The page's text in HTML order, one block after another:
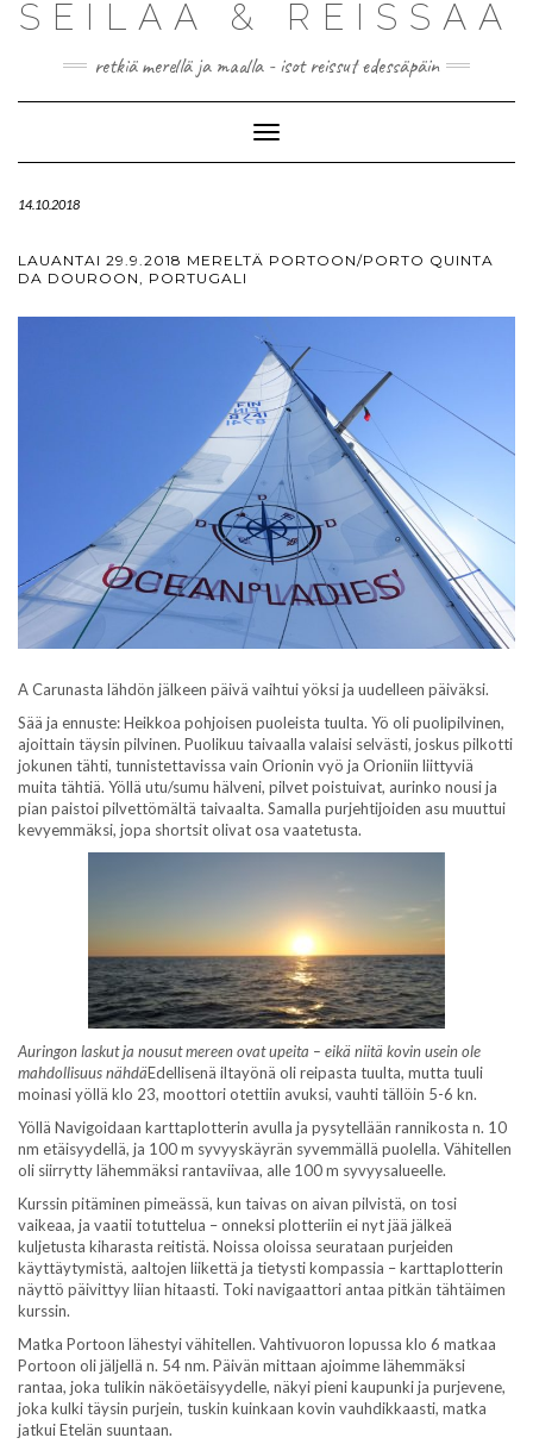
SEILAA & REISSAA
retkiä merellä ja maalla - isot reissut edessäpäin
Toggle
Navigation
14.10.2018
LAUANTAI 29.9.2018 MERELTÄ PORTOON/PORTO QUINTA
DA DOUROON, PORTUGALI
A Carunasta lähdön jälkeen päivä vaihtui yöksi ja uudelleen päiväksi.
Sää ja ennuste: Heikkoa pohjoisen puoleista tuulta. Yö oli puolipilvinen,
ajoittain täysin pilvinen. Puolikuu taivaalla valaisi selvästi, joskus pilkotti
jokunen tähti, tunnistettavissa vain Orionin vyö ja Orioniin liittyviä
muita tähtiä. Yöllä utu/sumu hälveni, pilvet poistuivat, aurinko nousi ja
pian paistoi pilvettömältä taivaalta. Samalla purjehtijoiden asu muuttui
kevyemmäksi, jopa shortsit olivat osa vaatetusta.
Auringon laskut ja nousut mereen ovat upeita – eikä niitä kovin usein ole
mahdollisuus nähdäEdellisenä iltayönä oli reipasta tuulta, mutta tuuli
moinasi yöllä klo 23, moottori otettiin avuksi, vauhti tällöin 5-6 kn.
Yöllä Navigoidaan karttaplotterin avulla ja pysytellään rannikosta n. 10
nm etäisyydellä, ja 100 m syvyyskäyrän syvemmällä puolella. Vähitellen
oli siirrytty lähemmäksi rantaviivaa, alle 100 m syvyysalueelle.
Kurssin pitäminen pimeässä, kun taivas on aivan pilvistä, on tosi
vaikeaa, ja vaatii totuttelua – onneksi plotteriin ei nyt jää jälkeä
kuljetusta kiharasta reitistä. Noissa oloissa seurataan purjeiden
käyttäytymistä, aaltojen liikettä ja tietysti kompassia – karttaplotterin
näyttö päivittyy liian hitaasti. Toki navigaattori antaa pitkän tähtäimen
kurssin.
Matka Portoon lähestyi vähitellen. Vahtivuoron lopussa klo 6 matkaa
Portoon oli jäljellä n. 54 nm. Päivän mittaan ajoimme lähemmäksi
rantaa, joka tulikin näköetäisyydelle, näkyi pieni kaupunki ja purjevene,
joka kulki täysin purjein, tuskin kuinkaan kovin vauhdikkaasti, matka
jatkui Etelän suuntaan.